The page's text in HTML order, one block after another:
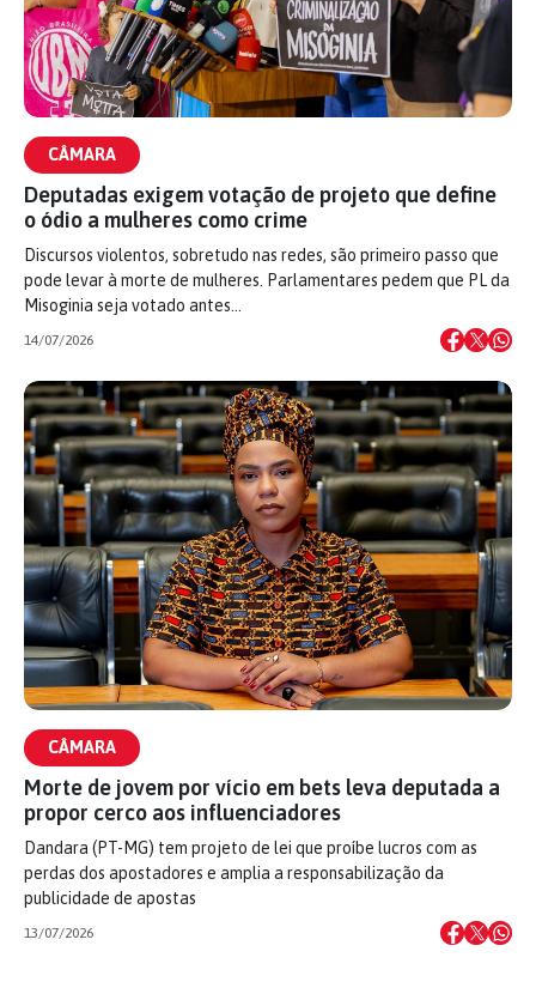
CÂMARA
Deputadas exigem votação de projeto que define
o ódio a mulheres como crime
Discursos violentos, sobretudo nas redes, são primeiro passo que
pode levar à morte de mulheres. Parlamentares pedem que PL da
Misoginia seja votado antes…
14/07/2026
CÂMARA
Morte de jovem por vício em bets leva deputada a
propor cerco aos influenciadores
Dandara (PT-MG) tem projeto de lei que proíbe lucros com as
perdas dos apostadores e amplia a responsabilização da
publicidade de apostas
13/07/2026